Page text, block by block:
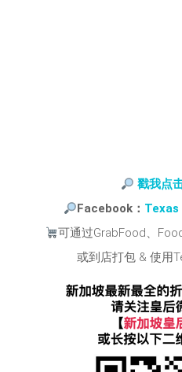
戳我点
Facebook： Texas
可通过GrabFood、
或到店打包 & 使用